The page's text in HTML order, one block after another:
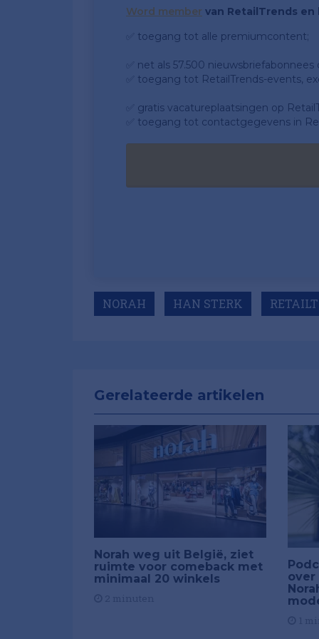
Word member van RetailTrends en
✅ toegang tot alle premiumcontent;
✅ net als 57.500
✅ toegang tot RetailTrends-events,
✅ gratis vacatureplaatsingen op
✅ toegang tot contactgegevens in
NORAH HAN STERK
Gerelateerde artikelen
Norah weg uit België, ziet
ruimte voor comeback met
minimaal 20 winkels
over